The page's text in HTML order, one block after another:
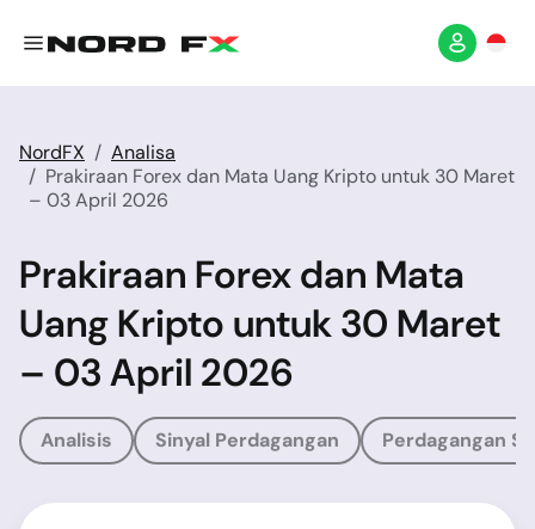
NordFX
Analisa
Prakiraan Forex dan Mata Uang Kripto untuk 30 Maret
– 03 April 2026
Prakiraan Forex dan Mata
Uang Kripto untuk 30 Maret
– 03 April 2026
Analisis Sinyal Perdagangan Perdagangan